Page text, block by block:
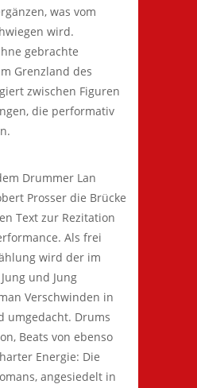
was vom
wird.
gebrachte
Grenzland des
zwischen Figuren
die performativ
Drummer Lan
Prosser die Brücke
Text zur Rezitation
Als frei
wird der im
und Jung
Verschwinden in
umgedacht. Drums
Beats von ebenso
Energie: Die
angesiedelt in